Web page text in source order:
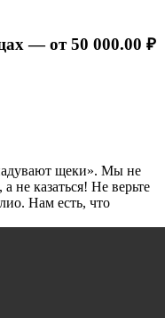
—от 50 000.00 ₽
щеки». Мы не
казаться! Не верьте
Нам есть, что